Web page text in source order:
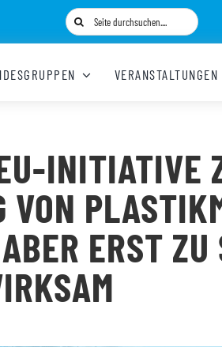
Suche
nach:
VERANSTALTUNGEN
INITIATIVE
VON
ERST ZU